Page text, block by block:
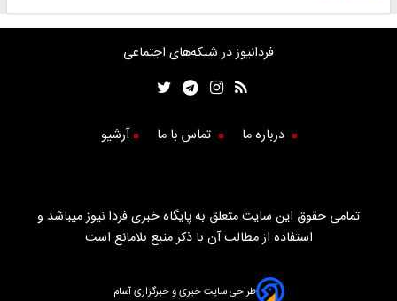
فردانیوز در شبکه‌های اجتماعی
درباره ما تماس با ما آرشیو
تمامی حقوق این سایت متعلق به پایگاه خبری فردا نیوز میباشد و
استفاده از مطالب آن با ذکر منبع بلامانع است
طراحی سایت خبری و خبرگزاری آسام